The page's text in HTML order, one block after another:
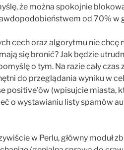
że można spokojnie
od 70% w
cech oraz algorytmu nie chcę
się bronić? Jak będzie
o tym. Na razie cały czas
do przeglądania wyniku w
positive’ów (wpisujcie miasta,
o wystawianiu listy spamów
w Perlu, główny moduł